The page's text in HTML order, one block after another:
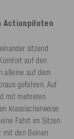
Actionpiloten
sitzend
auf den
alleine auf dem
gefahren. Auf
mit mehreren
klassischerweise
Fahrt im Sitzen
mit den Beinen